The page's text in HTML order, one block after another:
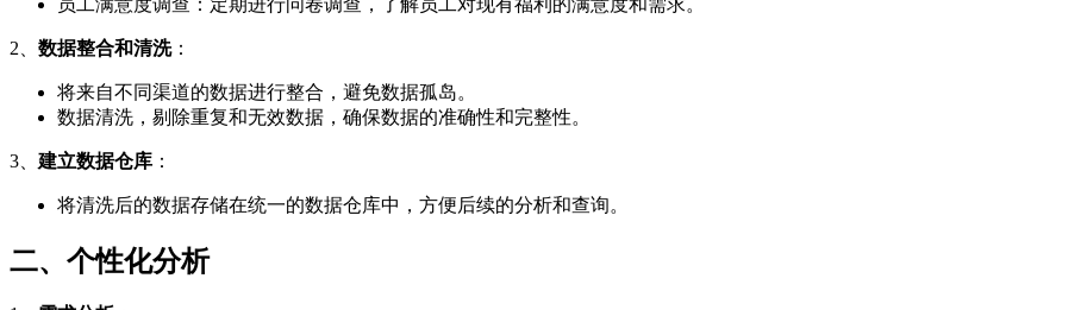
2、 数据整合和清洗：
将来自不同渠道的数据进行整合，避免数据孤岛。
数据清洗，剔除重复和无效数据，确保数据的准确性和完整性。
3、 建立数据仓库 ：
将清洗后的数据存储在统一的数据仓库中，方便后续的分析和查询。
二、个性化分析